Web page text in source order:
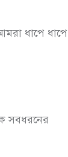
ধাপে ধাপে
সবধরনের